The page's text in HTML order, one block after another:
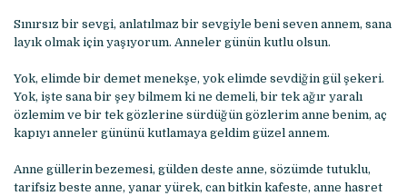
Sınırsız bir sevgi, anlatılmaz bir sevgiyle beni seven annem, sana
layık olmak için yaşıyorum. Anneler günün kutlu olsun.
Yok, elimde bir demet menekşe, yok elimde sevdiğin gül şekeri.
Yok, işte sana bir şey bilmem ki ne demeli, bir tek ağır yaralı
özlemim ve bir tek gözlerine sürdüğün gözlerim anne benim, aç
kapıyı anneler gününü kutlamaya geldim güzel annem.
Anne güllerin bezemesi, gülden deste anne, sözümde tutuklu,
tarifsiz beste anne, yanar yürek, can bitkin kafeste, anne hasret